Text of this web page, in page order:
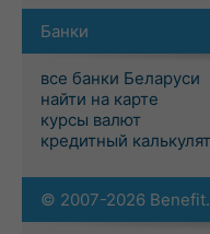
Банки
все банки Беларуси
найти на карте
курсы валют
кредитный
© 2007-2026